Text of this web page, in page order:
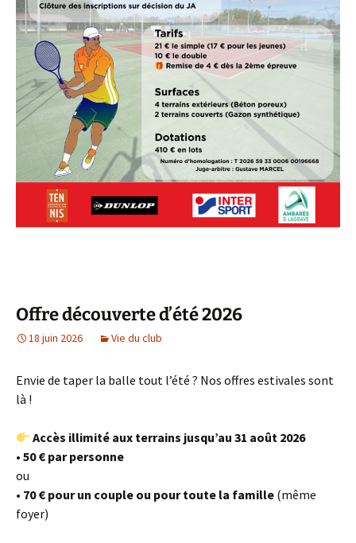
Offre découverte d’été 2026
18 juin 2026 Vie du club
Envie de taper la balle tout l’été ? Nos offres estivales sont
là !
Accès illimité aux terrains jusqu’au 31 août 2026
• 50 € par personne
ou
• 70 € pour un couple ou pour toute la famille (même
foyer)